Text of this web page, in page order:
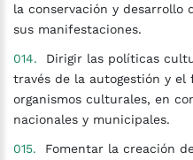
la conservación y desarrollo
sus manifestaciones.
Dirigir las políticas
través de la autogestión y
organismos culturales, en
nacionales y municipales.
Fomentar la creación